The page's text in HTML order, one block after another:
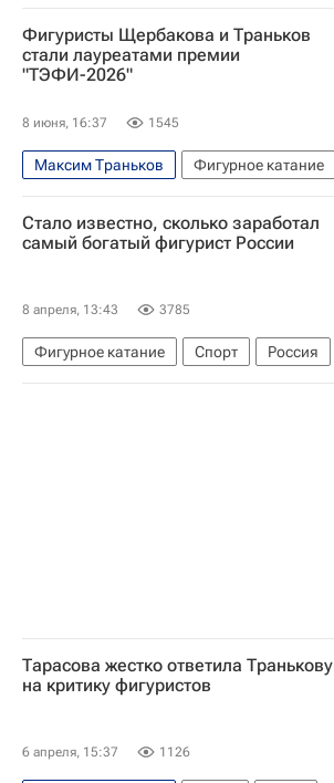
Фигуристы Щербакова и Траньков
стали лауреатами премии
"ТЭФИ-2026"
8 июня, 16:37 1545
Максим Траньков
Фигурное катание
Спорт
Россия
Анна Щербакова
Академия российского телевидения
Стало известно, сколько заработал
самый богатый фигурист России
8 апреля, 13:43 3785
Фигурное катание Спорт
Россия
Алиса Двоеглазова
Аделия Петросян
Тарасова жестко ответила Транькову
на критику фигуристов
6 апреля, 15:37 1126